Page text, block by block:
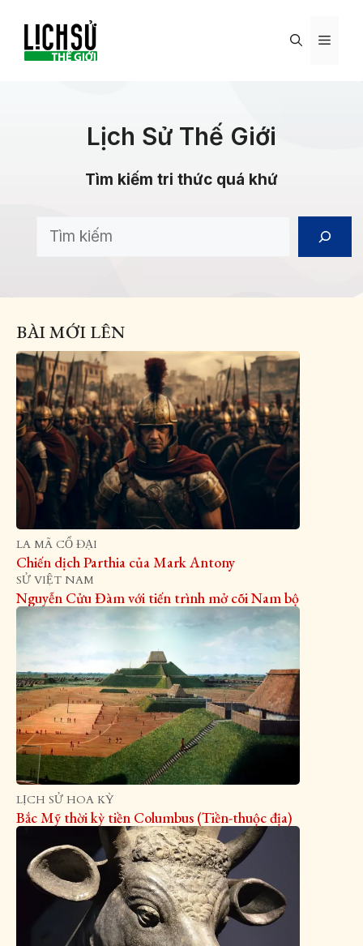
content
MENU
Lịch Sử Thế Giới
Tìm kiếm tri thức quá khứ
Search
BÀI MỚI LÊN
LA MÃ CỔ ĐẠI
Chiến dịch Parthia của Mark Antony
SỬ VIỆT NAM
Nguyễn Cửu Đàm với tiến trình mở cõi Nam bộ
LỊCH SỬ HOA KỲ
Bắc Mỹ thời kỳ tiền Columbus (Tiền-thuộc địa)